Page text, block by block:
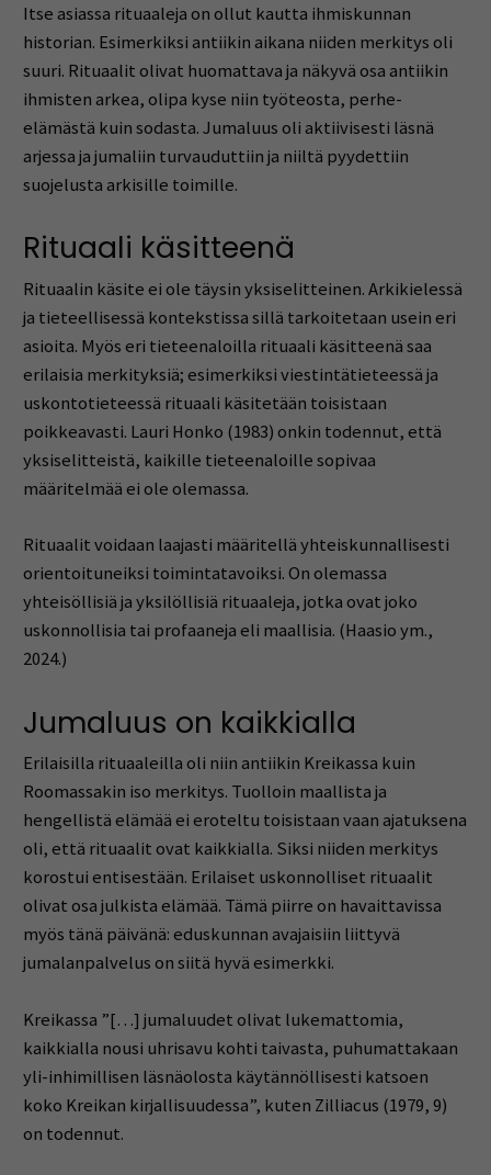
Itse asiassa rituaaleja on ollut kautta ihmiskunnan
historian. Esimerkiksi antiikin aikana niiden merkitys oli
suuri. Rituaalit olivat huomattava ja näkyvä osa antiikin
ihmisten arkea, olipa kyse niin työteosta, perhe-
elämästä kuin sodasta. Jumaluus oli aktiivisesti läsnä
arjessa ja jumaliin turvauduttiin ja niiltä pyydettiin
suojelusta arkisille toimille.
Rituaali käsitteenä
Rituaalin käsite ei ole täysin yksiselitteinen. Arkikielessä
ja tieteellisessä kontekstissa sillä tarkoitetaan usein eri
asioita. Myös eri tieteenaloilla rituaali käsitteenä saa
erilaisia merkityksiä; esimerkiksi viestintätieteessä ja
uskontotieteessä rituaali käsitetään toisistaan
poikkeavasti. Lauri Honko (1983) onkin todennut, että
yksiselitteistä, kaikille tieteenaloille sopivaa
määritelmää ei ole olemassa.
Rituaalit voidaan laajasti määritellä yhteiskunnallisesti
orientoituneiksi toimintatavoiksi. On olemassa
yhteisöllisiä ja yksilöllisiä rituaaleja, jotka ovat joko
uskonnollisia tai profaaneja eli maallisia. (Haasio ym.,
2024.)
Jumaluus on kaikkialla
Erilaisilla rituaaleilla oli niin antiikin Kreikassa kuin
Roomassakin iso merkitys. Tuolloin maallista ja
hengellistä elämää ei eroteltu toisistaan vaan ajatuksena
oli, että rituaalit ovat kaikkialla. Siksi niiden merkitys
korostui entisestään. Erilaiset uskonnolliset rituaalit
olivat osa julkista elämää. Tämä piirre on havaittavissa
myös tänä päivänä: eduskunnan avajaisiin liittyvä
jumalanpalvelus on siitä hyvä esimerkki.
Kreikassa ”[…] jumaluudet olivat lukemattomia,
kaikkialla nousi uhrisavu kohti taivasta, puhumattakaan
yli-inhimillisen läsnäolosta käytännöllisesti katsoen
koko Kreikan kirjallisuudessa”, kuten Zilliacus (1979, 9)
on todennut.